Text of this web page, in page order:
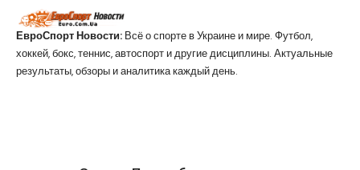
ЕвроСпорт Новости: Всё о спорте в Украине и мире. Футбол,
хоккей, бокс, теннис, автоспорт и другие дисциплины. Актуальные
результаты, обзоры и аналитика каждый день.